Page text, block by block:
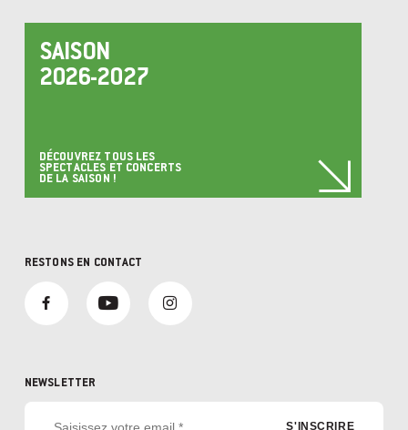
SAISON
2026-2027
DÉCOUVREZ TOUS LES
SPECTACLES ET CONCERTS
DE LA SAISON !
RESTONS EN CONTACT
NEWSLETTER